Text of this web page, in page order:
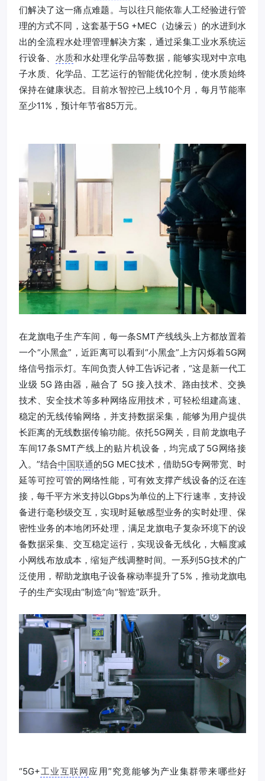
们解决了这一痛点难题。与以往只能依靠人工经验进行管
理的方式不同，这套基于5G +MEC（边缘云）的水进到水
出的全流程水处理管理解决方案，通过采集工业水系统运
行设备、 水质和水处理化学品等数据，能够实现对中京电
子水质、化学品、工艺运行的智能优化控制，使水质始终
保持在健康状态。目前水智控已上线10个月，每月节能率
至少11%，预计年节省85万元。
在龙旗电子生产车间，每一条SMT产线线头上方都放置着
一个“小黑盒”，近距离可以看到“小黑盒”上方闪烁着5G网
络信号指示灯。车间负责人钟工告诉记者，“这是新一代工
业级 5G 路由器，融合了 5G 接入技术、路由技术、交换
技术、安全技术等多种网络应用技术，可轻松组建高速、
稳定的无线传输网络，并支持数据采集，能够为用户提供
长距离的无线数据传输功能。依托5G网关，目前龙旗电子
车间17条SMT产线上的贴片机设备，均完成了5G网络接
入。”结合中国联通的5G MEC技术，借助5G专网带宽、时
延等可控可管的网络性能，可有效支撑产线设备的泛在连
接，每千平方米支持以Gbps为单位的上下行速率，支持设
备进行毫秒级交互，实现时延敏感型业务的实时处理、保
密性业务的本地闭环处理，满足龙旗电子复杂环境下的设
备数据采集、交互稳定运行，实现设备无线化，大幅度减
小网线布放成本，缩短产线调整时间。一系列5G技术的广
泛使用，帮助龙旗电子设备稼动率提升了5%，推动龙旗电
子的生产实现由“制造”向“智造”跃升。
“5G+工业互联网应用”究竟能够为产业集群带来哪些好